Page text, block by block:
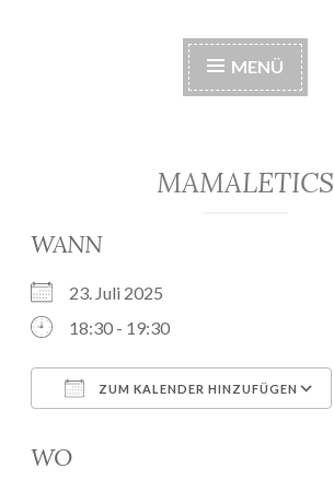
MENÜ
MAMALETICS
WANN
23. Juli 2025
18:30 - 19:30
ZUM KALENDER HINZUFÜGEN
WO